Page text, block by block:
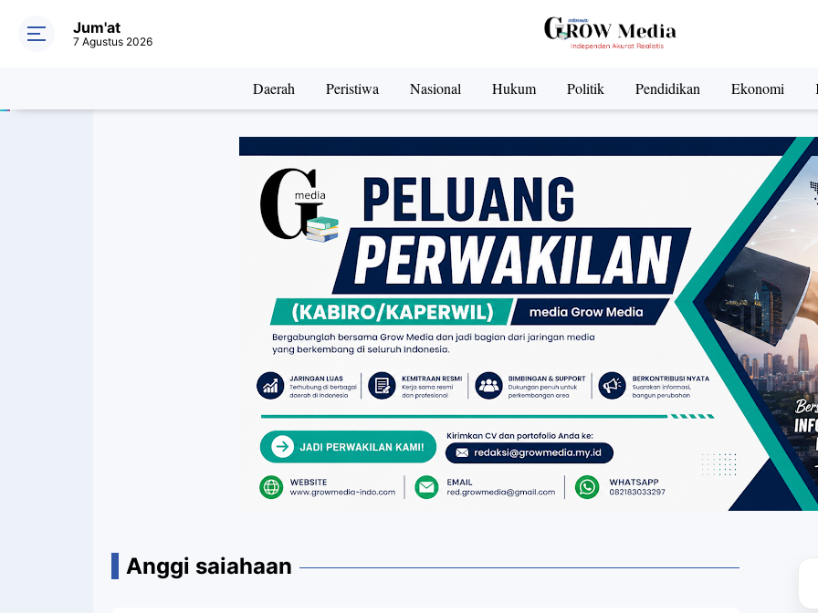
Jum'at
7 Agustus 2026
Daerah Peristiwa Nasional Hukum Politik Pendidikan Ekonomi
Anggi saiahaan